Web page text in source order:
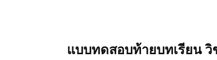
แบบทดสอบท้ายบทเรียน